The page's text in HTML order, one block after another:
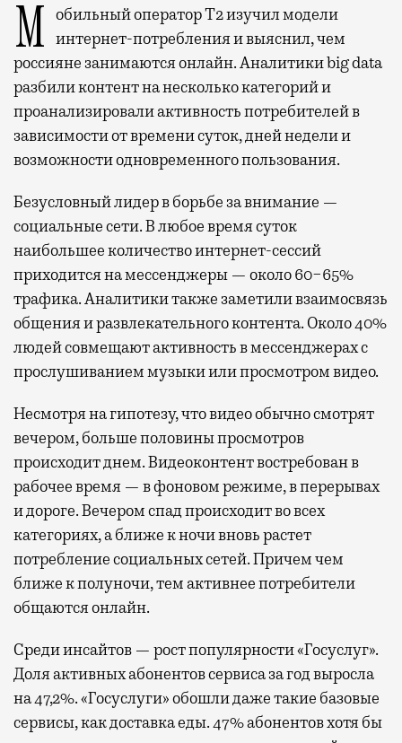
Мобильный оператор Т2 изучил модели интернет-потребления и выяснил, чем
россияне занимаются онлайн. Аналитики big data
разбили контент на несколько категорий и
проанализировали активность потребителей в
зависимости от времени суток, дней недели и
возможности одновременного пользования.
Безусловный лидер в борьбе за внимание —
социальные сети. В любое время суток
наибольшее количество интернет-сессий
приходится на мессенджеры — около 60−65%
трафика. Аналитики также заметили взаимосвязь
общения и развлекательного контента. Около 40%
людей совмещают активность в мессенджерах с
прослушиванием музыки или просмотром видео.
Несмотря на гипотезу, что видео обычно смотрят
вечером, больше половины просмотров
происходит днем. Видеоконтент востребован в
рабочее время — в фоновом режиме, в перерывах
и дороге. Вечером спад происходит во всех
категориях, а ближе к ночи вновь растет
потребление социальных сетей. Причем чем
ближе к полуночи, тем активнее потребители
общаются онлайн.
Среди инсайтов — рост популярности «Госуслуг».
Доля активных абонентов сервиса за год выросла
на 47,2%. «Госуслуги» обошли даже такие базовые
сервисы, как доставка еды. 47% абонентов хотя бы